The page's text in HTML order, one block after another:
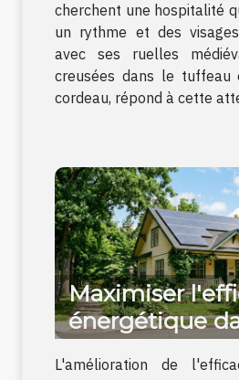
cherchent une hospitalité
un rythme et des
avec ses ruelles
creusées dans le tuffeau
cordeau, répond à cette
Maximiser
énergétique
logements
L'amélioration de